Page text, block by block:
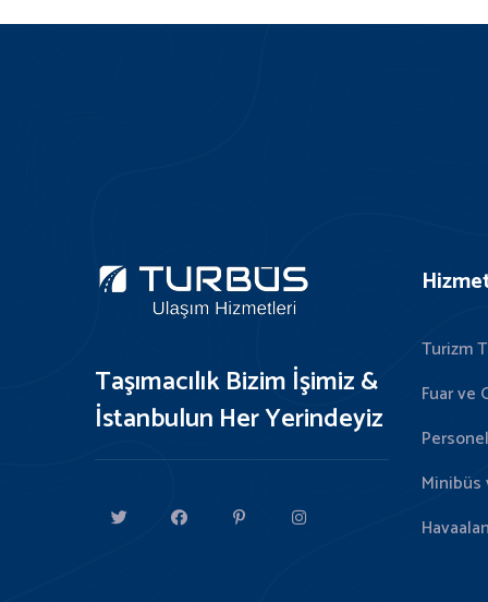
Taşımacılık Bizim İşimiz &
İstanbulun Her Yerindeyiz
Turizm
Fuar ve
Personel
Minibüs